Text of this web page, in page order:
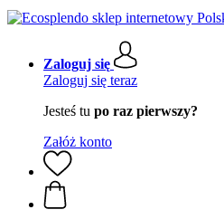
Zaloguj się
Zaloguj się teraz
Jesteś tu po raz pierwszy?
Załóż konto